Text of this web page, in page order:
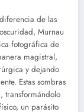
de las
Murnau
fotográfica de
magistral,
y dejando
Estas sombras
transformándolo
un parásito